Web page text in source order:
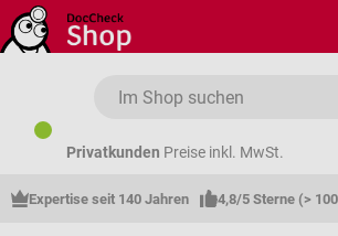
Zum Hauptinhalt springen
Privatkunden Preise inkl. MwSt.
Expertise seit 140 Jahren 4,8/5 Sterne (>